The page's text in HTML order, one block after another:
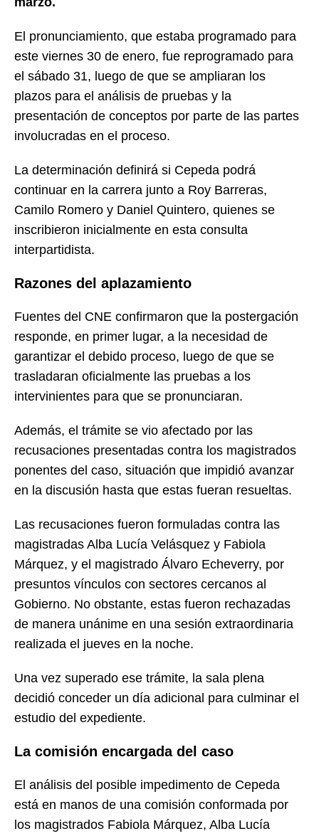
El pronunciamiento, que estaba programado para
este viernes 30 de enero, fue reprogramado para
el sábado 31, luego de que se ampliaran los
plazos para el análisis de pruebas y la
presentación de conceptos por parte de las partes
involucradas en el proceso.
La determinación definirá si Cepeda podrá
continuar en la carrera junto a Roy Barreras,
Camilo Romero y Daniel Quintero, quienes se
inscribieron inicialmente en esta consulta
interpartidista.
Razones del aplazamiento
Fuentes del CNE confirmaron que la postergación
responde, en primer lugar, a la necesidad de
garantizar el debido proceso, luego de que se
trasladaran oficialmente las pruebas a los
intervinientes para que se pronunciaran.
Además, el trámite se vio afectado por las
recusaciones presentadas contra los magistrados
ponentes del caso, situación que impidió avanzar
en la discusión hasta que estas fueran resueltas.
Las recusaciones fueron formuladas contra las
magistradas Alba Lucía Velásquez y Fabiola
Márquez, y el magistrado Álvaro Echeverry, por
presuntos vínculos con sectores cercanos al
Gobierno. No obstante, estas fueron rechazadas
de manera unánime en una sesión extraordinaria
realizada el jueves en la noche.
Una vez superado ese trámite, la sala plena
decidió conceder un día adicional para culminar el
estudio del expediente.
La comisión encargada del caso
El análisis del posible impedimento de Cepeda
está en manos de una comisión conformada por
los magistrados Fabiola Márquez, Alba Lucía